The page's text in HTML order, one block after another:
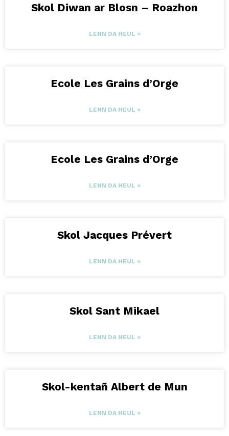
Skol Diwan ar Blosn – Roazhon
LENN DA HEUL »
Ecole Les Grains d’Orge
LENN DA HEUL »
Ecole Les Grains d’Orge
LENN DA HEUL »
Skol Jacques Prévert
LENN DA HEUL »
Skol Sant Mikael
LENN DA HEUL »
Skol-kentañ Albert de Mun
LENN DA HEUL »